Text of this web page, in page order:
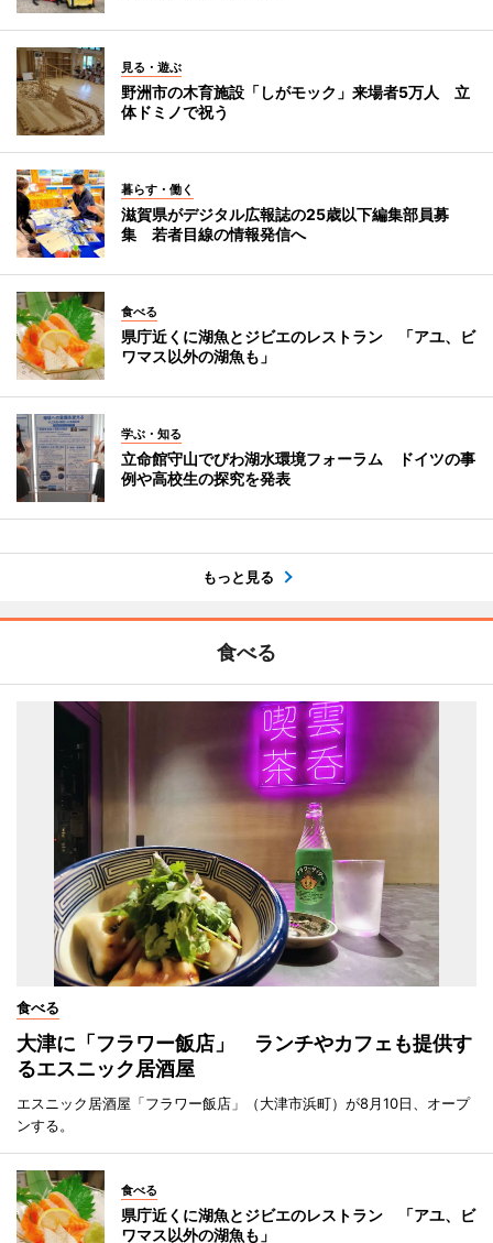
見る・遊ぶ
野洲市の木育施設「しがモック」来場者5万人 立
体ドミノで祝う
暮らす・働く
滋賀県がデジタル広報誌の25歳以下編集部員募
集 若者目線の情報発信へ
食べる
県庁近くに湖魚とジビエのレストラン 「アユ、ビ
ワマス以外の湖魚も」
学ぶ・知る
立命館守山でびわ湖水環境フォーラム ドイツの事
例や高校生の探究を発表
もっと見る
食べる
食べる
大津に「フラワー飯店」 ランチやカフェも提供す
るエスニック居酒屋
エスニック居酒屋「フラワー飯店」（大津市浜町）が8月10日、オープ
ンする。
食べる
県庁近くに湖魚とジビエのレストラン 「アユ、ビ
ワマス以外の湖魚も」